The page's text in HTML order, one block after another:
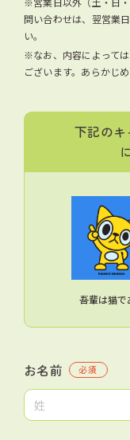
問い合わせは、翌営業
い。
※なお、内容によって
ございます。あらかじ
下記のキ
吾輩は猫で
お名前 必須